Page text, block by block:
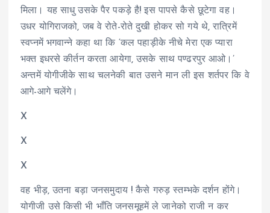
मिला। यह साधु उसके पैर पकड़े है! इस पापसे कैसे छूटेगा वह।
उधर योगिराजको, जब वे रोते-रोते दुखी होकर सो गये थे, रात्रिमें
स्वप्नमें भगवान्ने कहा था कि ‘कल पहाड़ीके नीचे मेरा एक प्यारा
भक्त इधरसे कीर्तन करता आयेगा, उसके साथ पण्ढरपुर आओ।’
अन्तमें योगीजीके साथ चलनेकी बात उसने मान ली इस शर्तपर कि वे
आगे-आगे चलेंगे।
X
X
X
वह भीड़, उतना बड़ा जनसमुदाय ! कैसे गरुड़ स्तम्भके दर्शन होंगे।
योगीजी उसे किसी भी भाँति जनसमूहमें ले जानेको राजी न कर